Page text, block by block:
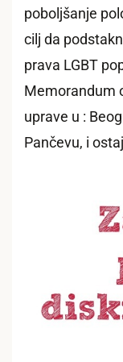
poboljšanje
cilj da
prava LGBT
Memorandum
uprave u :
Pančevu, i